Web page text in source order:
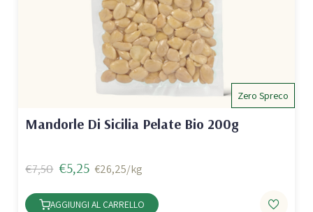
Zero Spreco
Mandorle Di Sicilia Pelate Bio 200g
€7,50 €5,25 €26,25/kg
AGGIUNGI AL CARRELLO